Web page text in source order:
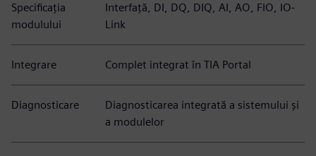
Specificația
modulului
Interfață, DI, DQ, DIQ, AI, AO, FIO, IO-
Link
Integrare Complet integrat în TIA Portal
Diagnosticare
Diagnosticarea integrată a sistemului și
a modulelor